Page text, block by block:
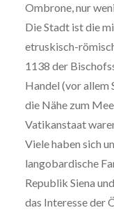
Ombrone, nur
Die Stadt ist die
etruskisch-
1138 der
Handel (vor allem
die Nähe zum
Vatikanstaat
Viele haben sich
langobardische
Republik Siena
das Interesse der